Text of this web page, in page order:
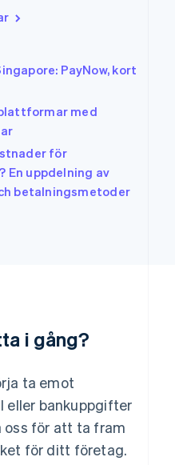
PayNow, kort
med
för
En uppdelning av
betalningsmetoder
i gång?
ta emot
eller bankuppgifter
oss för att ta fram
för ditt företag.